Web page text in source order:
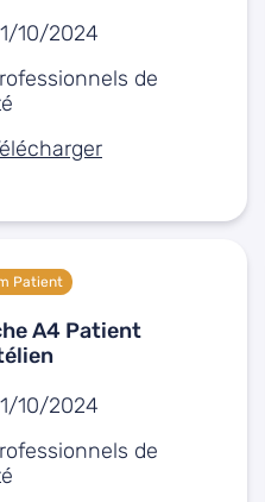
10/2024
de
Patient
A4 Patient
10/2024
de